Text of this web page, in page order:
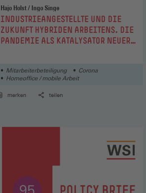
Hajo Holst / Ingo Singe
:INDUSTRIEANGESTELLTE UND DIE
ZUKUNFT HYBRIDEN ARBEITENS. DIE
PANDEMIE ALS KATALYSATOR NEUER
Mitarbeiterbeteiligung
Corona
Homeoffice / mobile Arbeit
merken teilen